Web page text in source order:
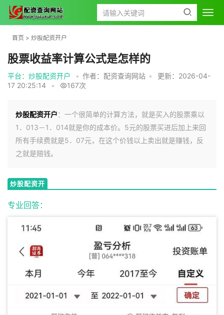
首页 > 炒股配资开户
股票收益率计算公式是怎样的
平台：炒股配资开户 • 作者：配资查询网站 •
更新：2026-04-
17 20:25:14
• 167次
炒股配资开户：一个很简单的计算方法，就是买入的股票乘以
1．013－1．014就是你的成本价。5元的股票买进后加上来回
所有手续费就是5．07元，在这个价钱以上卖出就是赚钱，反
之就是赔钱。
炒股配资开
专业回答：